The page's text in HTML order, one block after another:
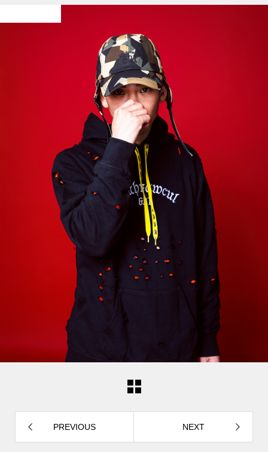
PREVIOUS NEXT